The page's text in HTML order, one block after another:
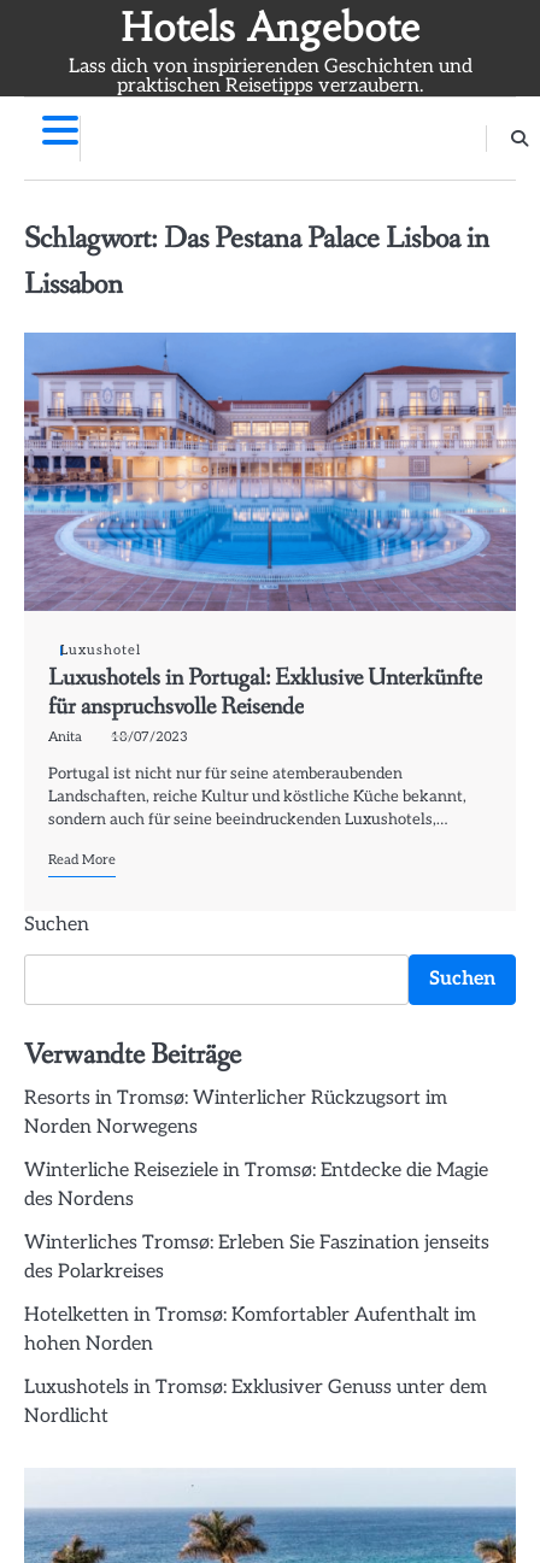
Hotels Angebote
Lass dich von inspirierenden Geschichten und
praktischen Reisetipps verzaubern.
Schlagwort: Das Pestana Palace Lisboa in
Lissabon
Luxushotel
Luxushotels in Portugal: Exklusive Unterkünfte
für anspruchsvolle Reisende
Anita 18/07/2023
Portugal ist nicht nur für seine atemberaubenden
Landschaften, reiche Kultur und köstliche Küche bekannt,
sondern auch für seine beeindruckenden Luxushotels,…
Read More
Suchen
Suchen
Verwandte Beiträge
Resorts in Tromsø: Winterlicher Rückzugsort im
Norden Norwegens
Winterliche Reiseziele in Tromsø: Entdecke die Magie
des Nordens
Winterliches Tromsø: Erleben Sie Faszination jenseits
des Polarkreises
Hotelketten in Tromsø: Komfortabler Aufenthalt im
hohen Norden
Luxushotels in Tromsø: Exklusiver Genuss unter dem
Nordlicht